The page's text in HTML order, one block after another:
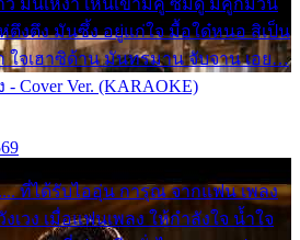
ตึงตึง มันซึ้ง อยู่แก่ใจ มื้อใด๋หนอ สิเป็น
ใจเฮาซิด้าน มันทรมาน จับจาน เอย…
Cover Ver. (KARAOKE)
ที่ได้รับไออุ่น การุณ จากแฟน เพลง
เวง เมื่อแฟนเพลง ให้กำลังใจ น้ำใจ